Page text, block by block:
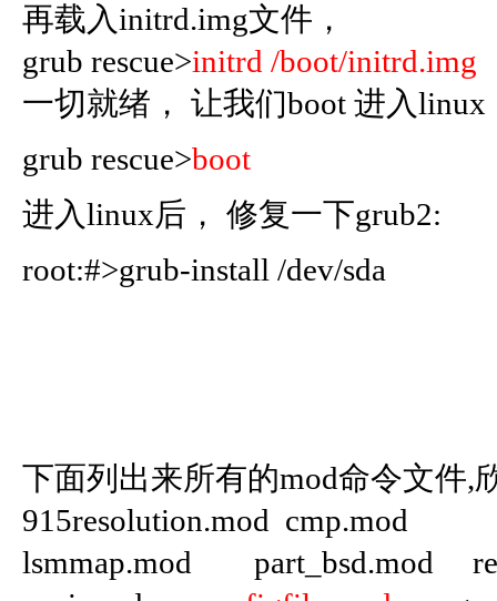
再载入initrd.img文件，
grub rescue>initrd /boot/initrd.img
一切就绪， 让我们boot 进入linux
grub rescue>boot
进入linux后， 修复一下grub2:
root:#>grub-install /dev/sda
下面列出来所有的mod命令文件,
915resolution.mod cmp.mod
lsmmap.mod part_bsd.mod